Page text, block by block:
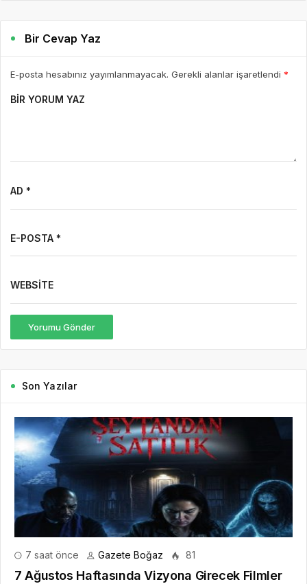
Bir Cevap Yaz
E-posta hesabınız yayımlanmayacak. Gerekli alanlar işaretlendi *
BIR YORUM YAZ
AD *
E-POSTA *
WEBSITE
Yorumu Gönder
Son Yazılar
7 saat önce Gazete Boğaz 81
7 Ağustos Haftasında Vizyona Girecek Filmler